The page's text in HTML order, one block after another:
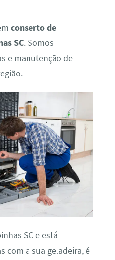
conserto de
SC. Somos
e manutenção de
SC e está
com a sua geladeira, é